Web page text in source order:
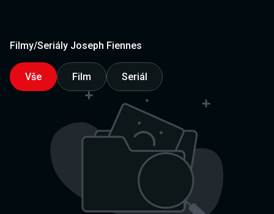
Filmy/Seriály Joseph Fiennes
Vše Film Seriál